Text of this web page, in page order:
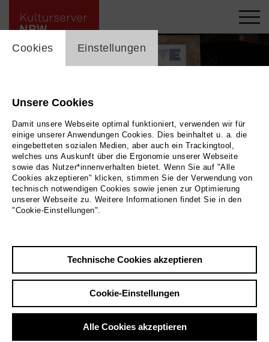
Schmetterball
Theater an der Ruhr
cookie_layer
Cookies Einstellungen
Unsere Cookies
Damit unsere Webseite optimal funktioniert, verwenden wir für
einige unserer Anwendungen Cookies. Dies beinhaltet u. a. die
eingebetteten sozialen Medien, aber auch ein Trackingtool,
welches uns Auskunft über die Ergonomie unserer Webseite
sowie das Nutzer*innenverhalten bietet. Wenn Sie auf "Alle
Cookies akzeptieren" klicken, stimmen Sie der Verwendung von
technisch notwendigen Cookies sowie jenen zur Optimierung
unserer Webseite zu. Weitere Informationen findet Sie in den
"Cookie-Einstellungen".
Technische Cookies akzeptieren
Cookie-Einstellungen
Alle Cookies akzeptieren